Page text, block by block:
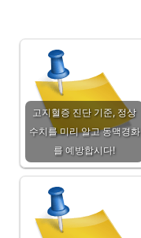
고지혈증 진단 기준, 정상
수치를 미리 알고 동맥경화
를 예방합시다!